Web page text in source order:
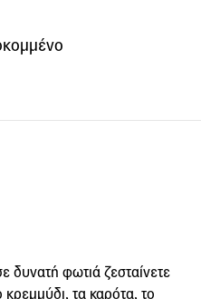
δυνατή φωτιά ζεσταίνετε
κρεμμύδι, τα καρότα, το